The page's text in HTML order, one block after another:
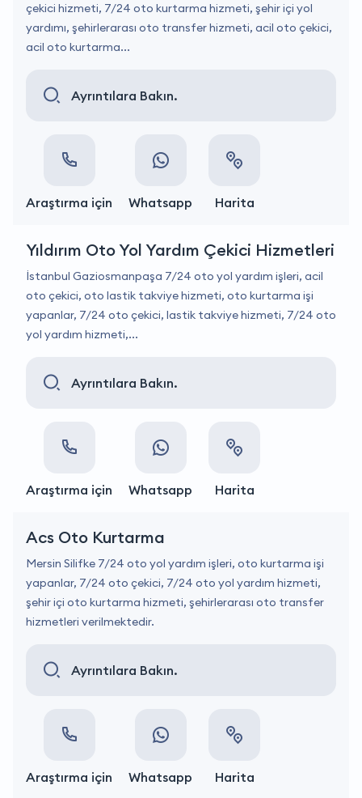
çekici hizmeti, 7/24 oto kurtarma hizmeti, şehir içi yol
yardımı, şehirlerarası oto transfer hizmeti, acil oto çekici,
acil oto kurtarma...
Ayrıntılara Bakın.
Araştırma için Whatsapp Harita
Yıldırım Oto Yol Yardım Çekici Hizmetleri
İstanbul Gaziosmanpaşa 7/24 oto yol yardım işleri, acil
oto çekici, oto lastik takviye hizmeti, oto kurtarma işi
yapanlar, 7/24 oto çekici, lastik takviye hizmeti, 7/24 oto
yol yardım hizmeti,...
Ayrıntılara Bakın.
Araştırma için Whatsapp Harita
Acs Oto Kurtarma
Mersin Silifke 7/24 oto yol yardım işleri, oto kurtarma işi
yapanlar, 7/24 oto çekici, 7/24 oto yol yardım hizmeti,
şehir içi oto kurtarma hizmeti, şehirlerarası oto transfer
hizmetleri verilmektedir.
Ayrıntılara Bakın.
Araştırma için Whatsapp Harita